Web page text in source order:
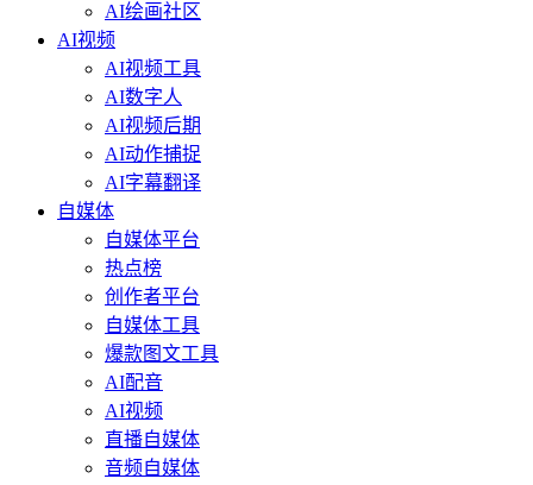
AI绘画社区
AI视频
AI视频工具
AI数字人
AI视频后期
AI动作捕捉
AI字幕翻译
自媒体
自媒体平台
热点榜
创作者平台
自媒体工具
爆款图文工具
AI配音
AI视频
直播自媒体
音频自媒体